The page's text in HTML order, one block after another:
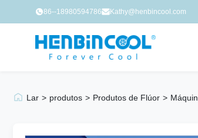
86--18980594786 Kathy@henbincool.com
Lar > produtos > Produtos de Flúor >